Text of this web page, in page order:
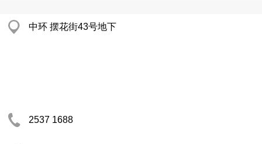
中环 摆花街43号地下
2537 1688